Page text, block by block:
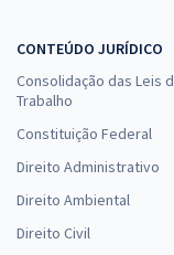
CONTEÚDO JURÍDICO
Consolidação das Leis
Trabalho
Constituição Federal
Direito Administrativo
Direito Ambiental
Direito Civil